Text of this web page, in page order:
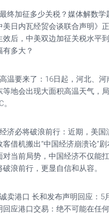
终加征多少关税？媒体解数学
美日内瓦经贸会谈联合声明》
效后，中美双边加征关税水平
多大？
温要来了：16日起，河北、河
等地会出现大面积高温天气，
济必将破浪前行：近期，美国
客借机搬出“中国经济崩溃论”
对当前局势，中国经济不仅能
浪前行，更显自信和从容。
卖港口 长和发布声明回应：5
回应港口交易：绝不可能在任